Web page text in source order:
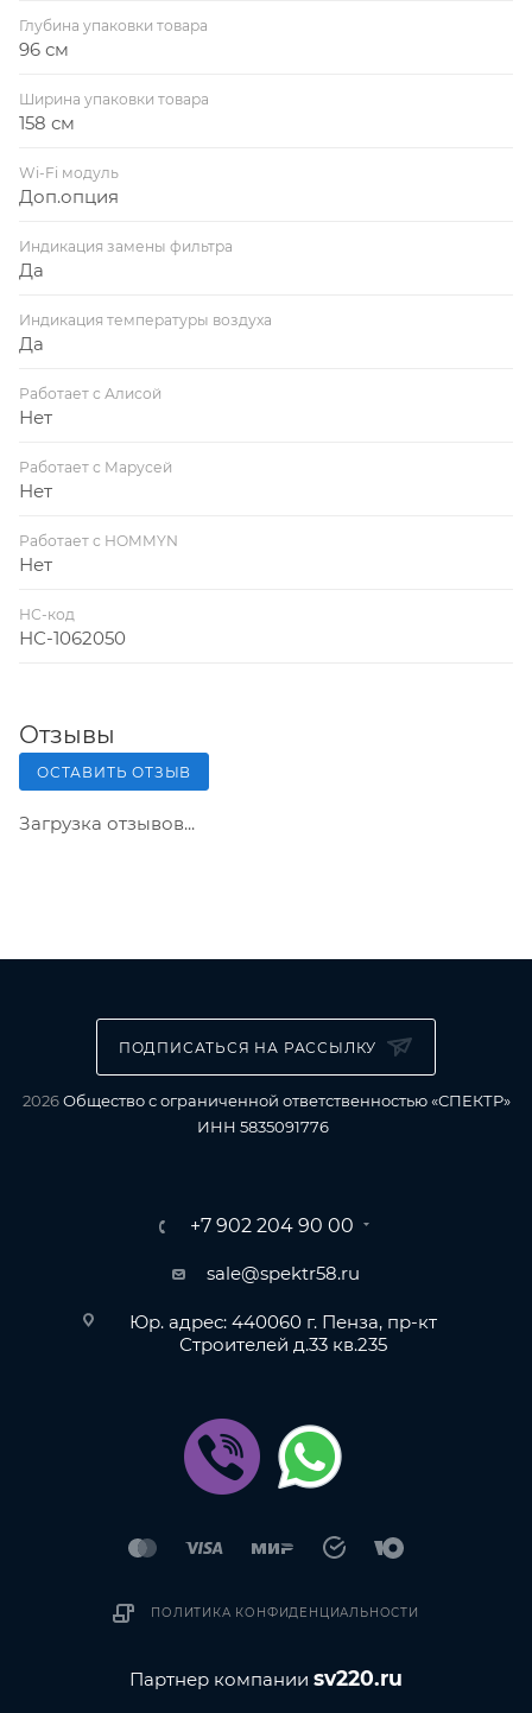
Глубина упаковки товара
96 см
Ширина упаковки товара
158 см
Wi-Fi модуль
Доп.опция
Индикация замены фильтра
Да
Индикация температуры воздуха
Да
Работает с Алисой
Нет
Работает с Марусей
Нет
Работает с HOMMYN
Нет
НС-код
НС-1062050
Отзывы
ОСТАВИТЬ ОТЗЫВ
Загрузка отзывов...
ПОДПИСАТЬСЯ НА РАССЫЛКУ
2026Общество с ограниченной ответственностью «СПЕКТР»
ИНН 5835091776
+7 902 204 90 00
sale@spektr58.ru
Юр. адрес: 440060 г. Пенза, пр-кт
Строителей д.33 кв.235
ПОЛИТИКА КОНФИДЕНЦИАЛЬНОСТИ
Партнер компании sv220.ru